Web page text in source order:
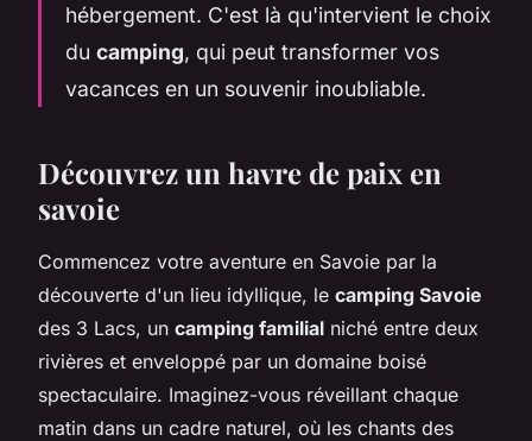
hébergement. C'est là qu'intervient le choix
du camping, qui peut transformer vos
vacances en un souvenir inoubliable.
Découvrez un havre de paix en
savoie
Commencez votre aventure en Savoie par la
découverte d'un lieu idyllique, le camping Savoie
des 3 Lacs, un camping familial niché entre deux
rivières et enveloppé par un domaine boisé
spectaculaire. Imaginez-vous réveillant chaque
matin dans un cadre naturel, où les chants des